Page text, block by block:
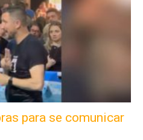
para se comunicar